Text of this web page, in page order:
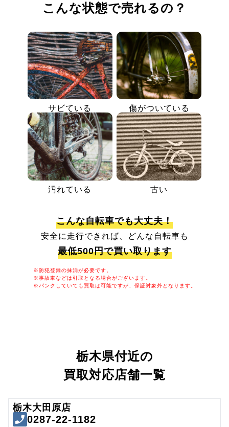
こんな状態で売れるの？
サビている 傷がついている
汚れている 古い
こんな自転車でも大丈夫！
安全に走行できれば、どんな自転車も
最低500円で買い取ります
※防犯登録の抹消が必要です。
※事故車などは引取となる場合がございます。
※パンクしていても買取は可能ですが、保証対象外となります。
栃木県付近の
買取対応店舗一覧
栃木大田原店
0287-22-1182